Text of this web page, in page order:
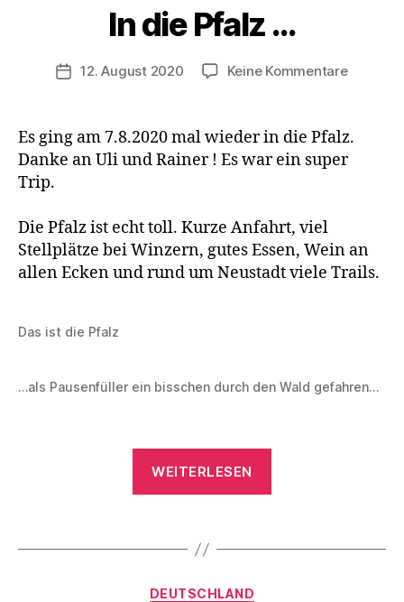
In die Pfalz …
Beitragsautor
K
a
t
w
a
n
Veröffentlichungsdatum
12. August 2020 Keine Kommentarezu
Pfalz
Es ging am 7.8.2020 mal wieder in die Pfalz.
Danke an Uli und Rainer ! Es war ein super
Trip.
Die Pfalz ist echt toll. Kurze Anfahrt, viel
Stellplätze bei Winzern, gutes Essen, Wein an
allen Ecken und rund um Neustadt viele Trails.
Das ist die Pfalz
…als Pausenfüller ein bisschen durch den Wald gefahren…
WEITERLESEN
T
K
g
Kategorien
DEUTSCHLAND